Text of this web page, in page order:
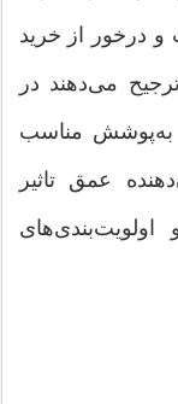
و درخور از خرید
می‌دهند در
به‌پوشش مناسب
عمق تاثیر